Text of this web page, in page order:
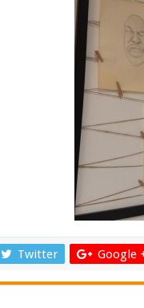
Twitter Google